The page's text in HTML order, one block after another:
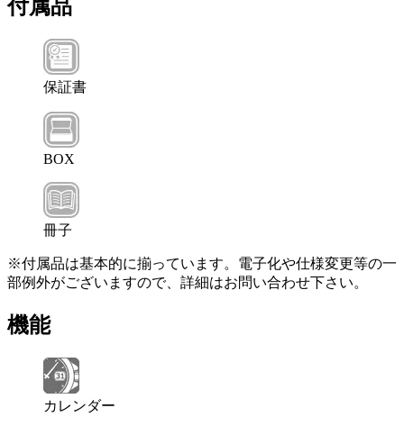
付属品
保証書
BOX
冊子
※付属品は基本的に揃っています。電子化や仕様変更等の一
部例外がございますので、詳細はお問い合わせ下さい。
機能
カレンダー